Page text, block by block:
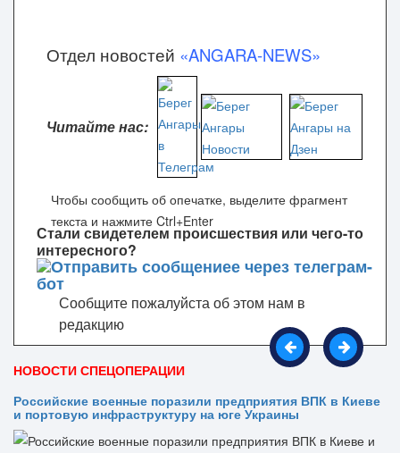
Отдел новостей «ANGARA-NEWS»
Читайте нас:
Стали свидетелем происшествия или чего-то
интересного?
Сообщите пожалуйста об этом нам в
редакцию
Чтобы сообщить об опечатке, выделите фрагмент
текста и нажмите Ctrl+Enter
НОВОСТИ СПЕЦОПЕРАЦИИ
Российские военные поразили предприятия ВПК в Киеве
и портовую инфраструктуру на юге Украины